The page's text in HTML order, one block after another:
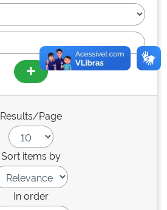
Results/Page
Sort items by
In order